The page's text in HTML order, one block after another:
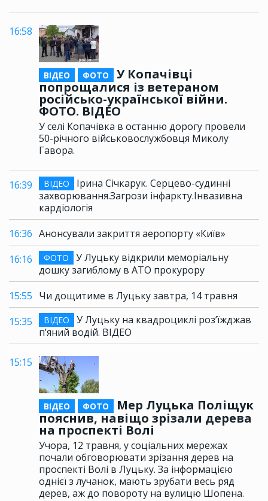
16:58
ВІДЕО ФОТО
У Копачівці
попрощалися із ветераном
російсько-української війни.
ФОТО. ВІДЕО
У селі Копачівка в останню дорогу провели
50-річного військовослужбовця Миколу
Гавора.
16:39 ВІДЕО
Ірина Січкарук. Серцево-судинні
захворювання.Загрози інфаркту.Інвазивна
кардіологія
16:36 Анонсували закриття аеропорту «Київ»
16:16
ФОТО
У Луцьку відкрили меморіальну
дошку загиблому в АТО прокурору
15:55 Чи дощитиме в Луцьку завтра, 14 травня
15:35
ВІДЕО
У Луцьку на квадроциклі роз’їжджав
п’яний водій. ВІДЕО
15:15
ВІДЕО ФОТО
Мер Луцька Поліщук
пояснив, навіщо зрізали дерева
на проспекті Волі
Учора, 12 травня, у соціальних мережах
почали обговорювати зрізання дерев на
проспекті Волі в Луцьку. За інформацією
однієї з лучанок, мають зрубати весь ряд
дерев, аж до повороту на вулицю Шопена.